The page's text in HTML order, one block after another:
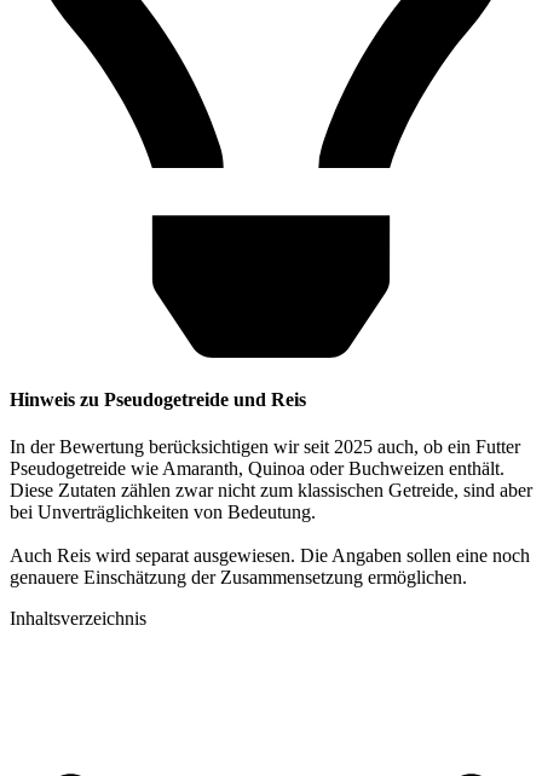
Hinweis zu Pseudogetreide und Reis
In der Bewertung berücksichtigen wir seit 2025 auch, ob ein Futter
Pseudogetreide wie Amaranth, Quinoa oder Buchweizen enthält.
Diese Zutaten zählen zwar nicht zum klassischen Getreide, sind aber
bei Unverträglichkeiten von Bedeutung.
Auch Reis wird separat ausgewiesen. Die Angaben sollen eine noch
genauere Einschätzung der Zusammensetzung ermöglichen.
Inhaltsverzeichnis​